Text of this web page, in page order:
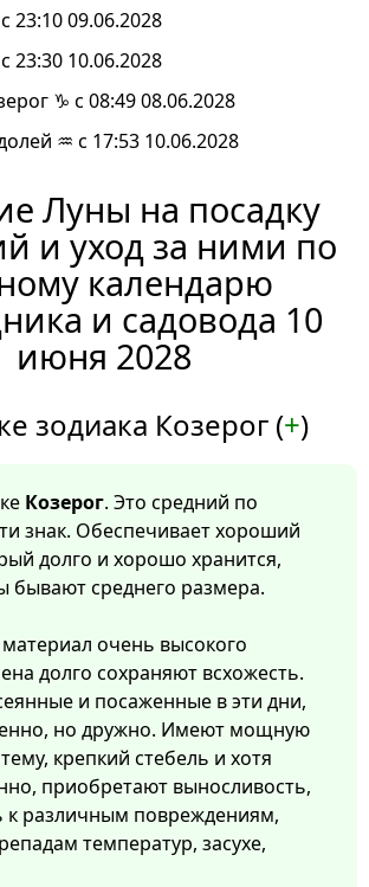
23:10 09.06.2028
23:30 10.06.2028
♑ с 08:49 08.06.2028
♒ с 17:53 10.06.2028
Луны на посадку
и уход за ними по
календарю
и садовода 10
июня 2028
зодиака Козерог (+)
Козерог. Это средний по
знак. Обеспечивает хороший
долго и хорошо хранится,
бывают среднего размера.
очень высокого
долго сохраняют всхожесть.
и посаженные в эти дни,
но дружно. Имеют мощную
крепкий стебель и хотя
приобретают выносливость,
к различным повреждениям,
температур, засухе,